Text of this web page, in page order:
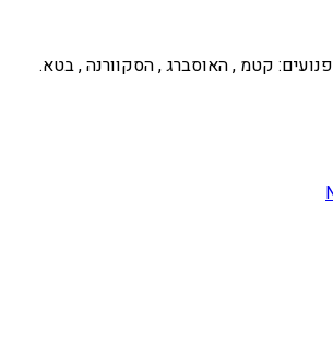
קטמ , האוסברג , הסקוורנה , בטא.